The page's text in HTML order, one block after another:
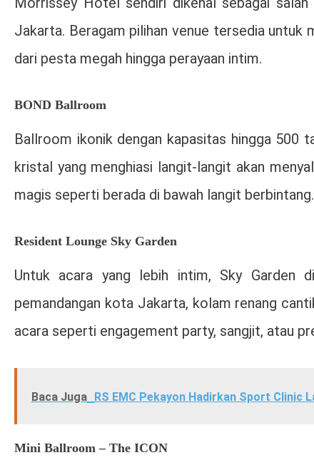
Jakarta. Beragam pilihan venue tersedia untuk
dari pesta megah hingga perayaan intim.
BOND Ballroom
Ballroom ikonik dengan kapasitas hingga 500
kristal yang menghiasi langit-langit akan
magis seperti berada di bawah langit berbintang.
Resident Lounge Sky Garden
Untuk acara yang lebih intim, Sky Garden
pemandangan kota Jakarta, kolam renang
acara seperti engagement party, sangjit, atau
Baca Juga RS EMC Pekayon Hadirkan Sport Clinic
Mini Ballroom – The ICON